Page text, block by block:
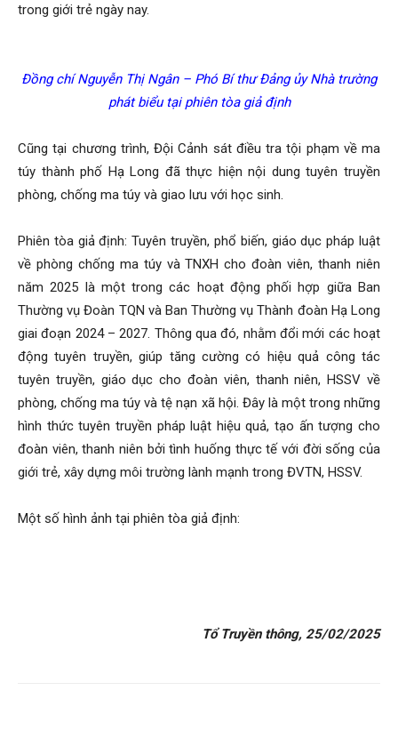
trong giới trẻ ngày nay.
Đồng chí Nguyễn Thị Ngân – Phó Bí thư Đảng ủy Nhà trường
phát biểu tại phiên tòa giả định
Cũng tại chương trình, Đội Cảnh sát điều tra tội phạm về ma
túy thành phố Hạ Long đã thực hiện nội dung tuyên truyền
phòng, chống ma túy và giao lưu với học sinh.
Phiên tòa giả định: Tuyên truyền, phổ biến, giáo dục pháp luật
về phòng chống ma túy và TNXH cho đoàn viên, thanh niên
năm 2025 là một trong các hoạt động phối hợp giữa Ban
Thường vụ Đoàn TQN và Ban Thường vụ Thành đoàn Hạ Long
giai đoạn 2024 – 2027. Thông qua đó, nhằm đổi mới các hoạt
động tuyên truyền, giúp tăng cường có hiệu quả công tác
tuyên truyền, giáo dục cho đoàn viên, thanh niên, HSSV về
phòng, chống ma túy và tệ nạn xã hội. Đây là một trong những
hình thức tuyên truyền pháp luật hiệu quả, tạo ấn tượng cho
đoàn viên, thanh niên bởi tình huống thực tế với đời sống của
giới trẻ, xây dựng môi trường lành mạnh trong ĐVTN, HSSV.
Một số hình ảnh tại phiên tòa giả định:
Tổ Truyền thông, 25/02/2025